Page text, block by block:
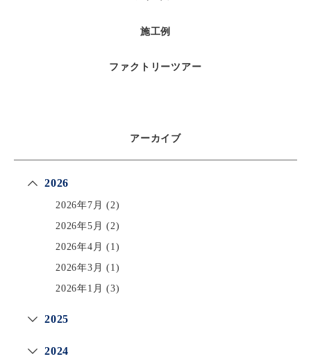
施工例
ファクトリーツアー
アーカイブ
2026
2026年7月 (2)
2026年5月 (2)
2026年4月 (1)
2026年3月 (1)
2026年1月 (3)
2025
2024